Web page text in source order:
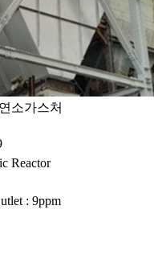
소가스처
Reactor
: 9ppm